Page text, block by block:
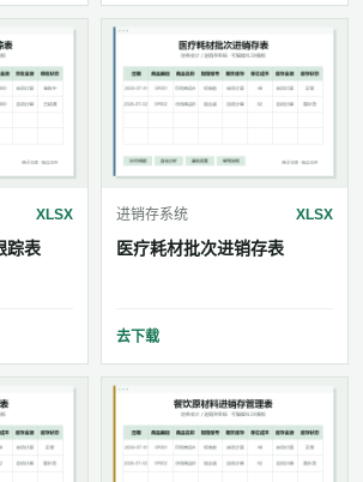
XLSX
踪表
进销存系统 XLSX
医疗耗材批次进销存表
去下载